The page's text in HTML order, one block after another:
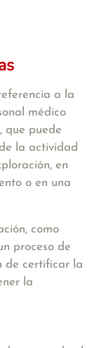
a la
médico
que puede
la actividad
en
o en una
como
proceso de
de certificar la
la